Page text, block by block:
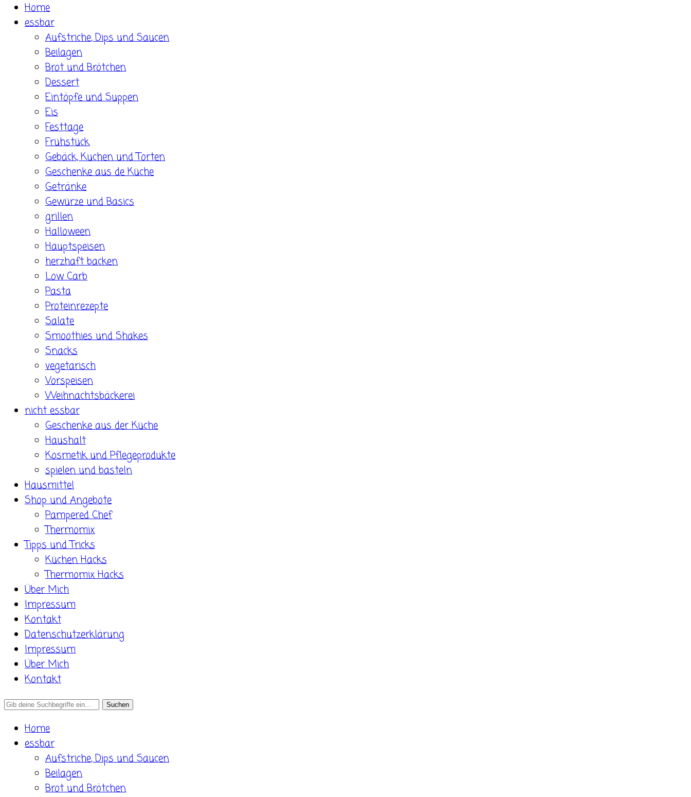
Home
essbar
Aufstriche, Dips und Saucen
Beilagen
Brot und Brötchen
Dessert
Eintöpfe und Suppen
Eis
Festtage
Frühstück
Gebäck, Kuchen und Torten
Geschenke aus de Küche
Getränke
Gewürze und Basics
grillen
Halloween
Hauptspeisen
herzhaft backen
Low Carb
Pasta
Proteinrezepte
Salate
Smoothies und Shakes
Snacks
vegetarisch
Vorspeisen
Weihnachtsbäckerei
nicht essbar
Geschenke aus der Küche
Haushalt
Kosmetik und Pflegeprodukte
spielen und basteln
Hausmittel
Shop und Angebote
Pampered Chef
Thermomix
Tipps und Tricks
Küchen Hacks
Thermomix Hacks
Über Mich
Impressum
Kontakt
Datenschutzerklärung
Impressum
Über Mich
Kontakt
Search
Home
essbar
Aufstriche, Dips und Saucen
Beilagen
Brot und Brötchen